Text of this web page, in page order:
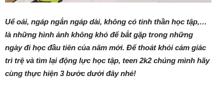
Uể oải, ngáp ngắn ngáp dài, không có tinh thần học tập,…
là những hình ảnh không khó để bắt gặp trong những
ngày đi học đầu tiên của năm mới. Để thoát khỏi cảm giác
trì trệ và tìm lại động lực học tập, teen 2k2 chúng mình hãy
cùng thực hiện 3 bước dưới đây nhé!